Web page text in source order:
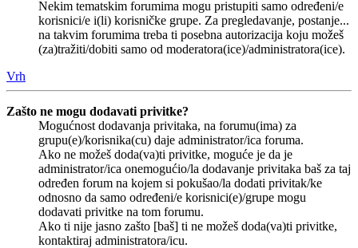
Nekim tematskim forumima mogu pristupiti samo određeni/e
korisnici/e i(li) korisničke grupe. Za pregledavanje, postanje...
na takvim forumima treba ti posebna autorizacija koju možeš
(za)tražiti/dobiti samo od moderatora(ice)/administratora(ice).
Vrh
Zašto ne mogu dodavati privitke?
Mogućnost dodavanja privitaka, na forumu(ima) za
grupu(e)/korisnika(cu) daje administrator/ica foruma.
Ako ne možeš doda(va)ti privitke, moguće je da je
administrator/ica onemogućio/la dodavanje privitaka baš za taj
određen forum na kojem si pokušao/la dodati privitak/ke
odnosno da samo određeni/e korisnici(e)/grupe mogu
dodavati privitke na tom forumu.
Ako ti nije jasno zašto [baš] ti ne možeš doda(va)ti privitke,
kontaktiraj administratora/icu.